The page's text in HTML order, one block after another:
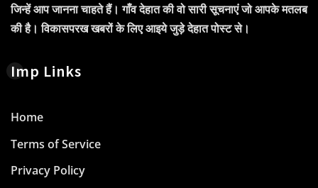
जिन्हें आप जानना चाहते हैं। गाँव देहात की वो सारी सूचनाएं जो आपके मतलब
की है। विकासपरख खबरों के लिए आइये जुड़े देहात पोस्ट से।
Imp Links
Home
Terms of Service
Privacy Policy